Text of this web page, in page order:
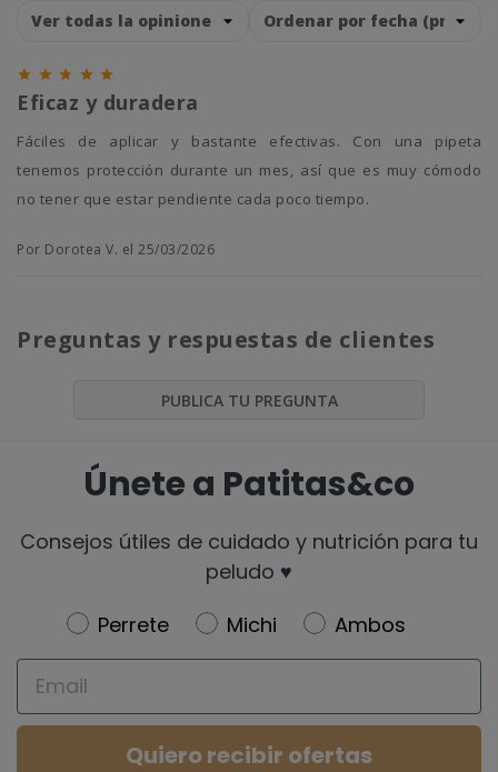
    
Eficaz y duradera
Fáciles de aplicar y bastante efectivas. Con una pipeta
tenemos protección durante un mes, así que es muy cómodo
no tener que estar pendiente cada poco tiempo.
Por Dorotea V. el 25/03/2026
Preguntas y respuestas de clientes
PUBLICA TU PREGUNTA
Únete a Patitas&co
Consejos útiles de cuidado y nutrición para tu
peludo ♥️
Newsletter
Perrete Michi
Ambos
Email
Quiero recibir ofertas